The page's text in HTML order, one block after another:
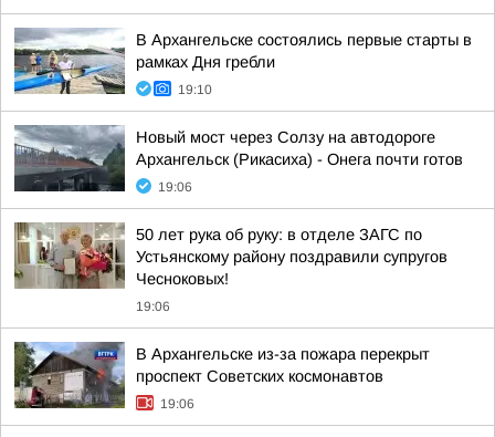
В Архангельске состоялись первые старты в
рамках Дня гребли
19:10
Новый мост через Солзу на автодороге
Архангельск (Рикасиха) - Онега почти готов
19:06
50 лет рука об руку: в отделе ЗАГС по
Устьянскому району поздравили супругов
Чесноковых!
19:06
В Архангельске из-за пожара перекрыт
проспект Советских космонавтов
19:06